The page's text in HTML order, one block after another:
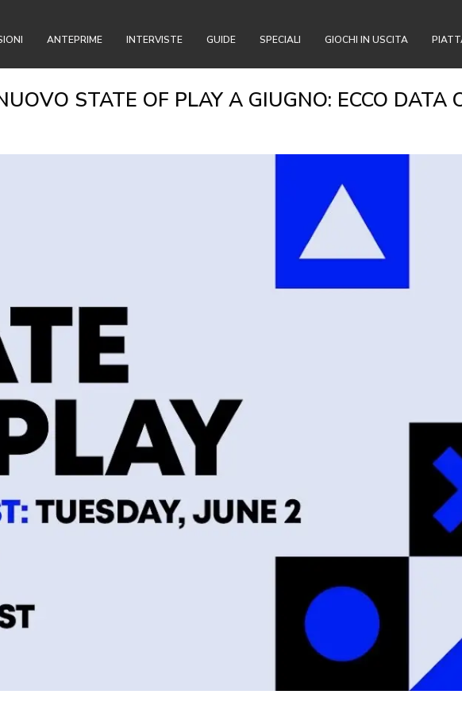
ANTEPRIME INTERVISTE GUIDE SPECIALI GIOCHI IN USCITA
STATE OF PLAY A GIUGNO: ECCO DATA